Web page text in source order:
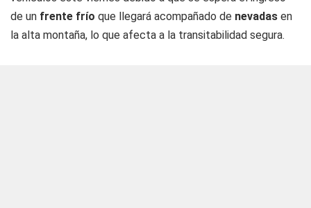
de un frente frío que llegará acompañado de nevadas en
la alta montaña, lo que afecta a la transitabilidad segura.